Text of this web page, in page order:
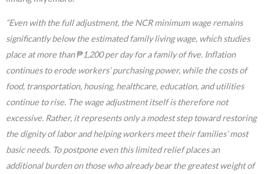
“Even with the full adjustment, the NCR minimum wage remains
significantly below the estimated family living wage, which studies
place at more than ₱1,200 per day for a family of five. Inflation
continues to erode workers’ purchasing power, while the costs of
food, transportation, housing, healthcare, education, and utilities
continue to rise. The wage adjustment itself is therefore not
excessive. Rather, it represents only a modest step toward restoring
the dignity of labor and helping workers meet their families’ most
basic needs. To postpone even this limited relief places an
additional burden on those who already bear the greatest weight of